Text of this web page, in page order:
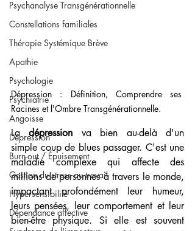
Psychanalyse Transgénérationnelle
Constellations familiales
Thérapie Systémique Brève
Apathie
Psychologie
Psychiatrie
Angoisse
Dépression
Burn-out / Épuisement
Gestion du stress au travail
Hypersensibilité
Dépendance affective
Dépression : Définition, Comprendre ses
Racines et l'Ombre Transgénérationnelle.
La dépression va bien au-delà d'un
simple coup de blues passager. C'est une
maladie complexe qui affecte des
millions de personnes à travers le monde,
impactant profondément leur humeur,
leurs pensées, leur comportement et leur
bien-être physique. Si elle est souvent